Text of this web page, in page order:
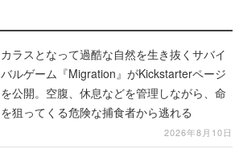
カラスとなって過酷な自然を生き抜くサバイ
バルゲーム『Migration』がKickstarterページ
を公開。空腹、休息などを管理しながら、命
を狙ってくる危険な捕食者から逃れる
2026年8月10日